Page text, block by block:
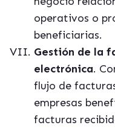
operativos o
beneficiarias.
Gestión de la
electrónica.
flujo de
empresas
facturas